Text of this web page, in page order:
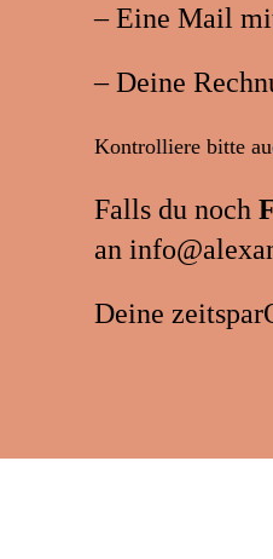
– Eine Mail
– Deine
Kontrolliere bitte
Falls du noch
an
Deine